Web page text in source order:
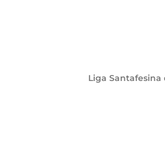
Liga Santafesina